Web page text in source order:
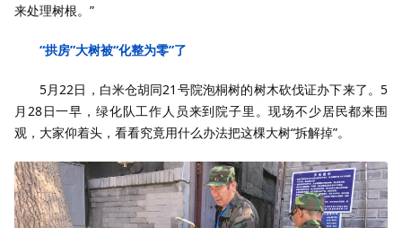
来处理树根。”
“拱房”大树被“化整为零”了
5月22日，白米仓胡同21号院泡桐树的树木砍伐证办下来了。5
月28日一早，绿化队工作人员来到院子里。现场不少居民都来围
观，大家仰着头，看看究竟用什么办法把这棵大树“拆解掉”。